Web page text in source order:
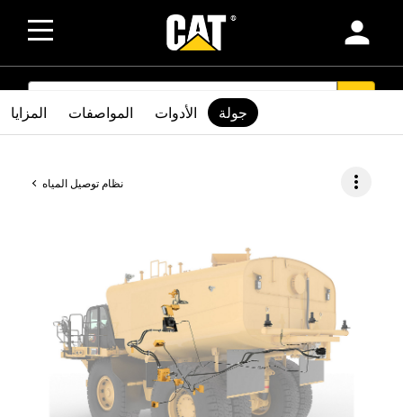
person
SEARCH
نظام توصيل المياه more_vert
المزايا المواصفات الأدوات جولة